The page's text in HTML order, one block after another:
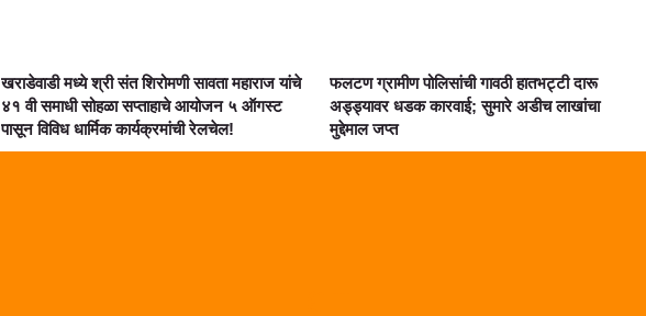
खराडेवाडी मध्ये श्री संत शिरोमणी सावता महाराज यांचे
४१ वी समाधी सोहळा सप्ताहाचे आयोजन ५ ऑगस्ट
पासून विविध धार्मिक कार्यक्रमांची रेलचेल!
फलटण ग्रामीण पोलिसांची गावठी हातभट्टी दारू
अड्ड्यावर धडक कारवाई; सुमारे अडीच लाखांचा
मुद्देमाल जप्त